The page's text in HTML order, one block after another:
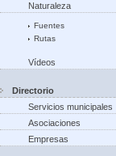
Naturaleza
Fuentes
Rutas
Vídeos
Directorio
Servicios municipales
Asociaciones
Empresas